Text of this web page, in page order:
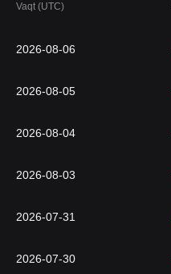
Vaqt (UTC)
2026-08-06
2026-08-05
2026-08-04
2026-08-03
2026-07-31
2026-07-30